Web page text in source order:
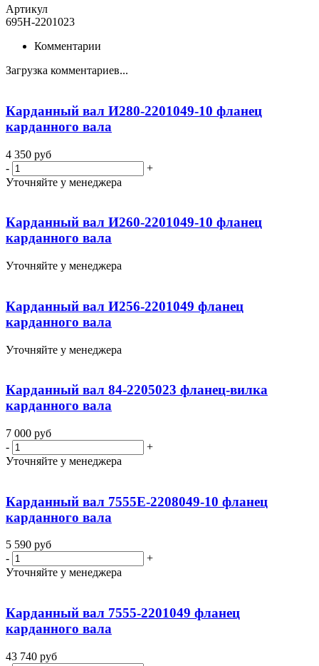
Артикул
695Н-2201023
Комментарии
Загрузка комментариев...
Карданный вал И280-2201049-10 фланец
карданного вала
4 350 руб
-
+
Уточняйте у менеджера
Карданный вал И260-2201049-10 фланец
карданного вала
Уточняйте у менеджера
Карданный вал И256-2201049 фланец
карданного вала
Уточняйте у менеджера
Карданный вал 84-2205023 фланец-вилка
карданного вала
7 000 руб
-
+
Уточняйте у менеджера
Карданный вал 7555Е-2208049-10 фланец
карданного вала
5 590 руб
-
+
Уточняйте у менеджера
Карданный вал 7555-2201049 фланец
карданного вала
43 740 руб